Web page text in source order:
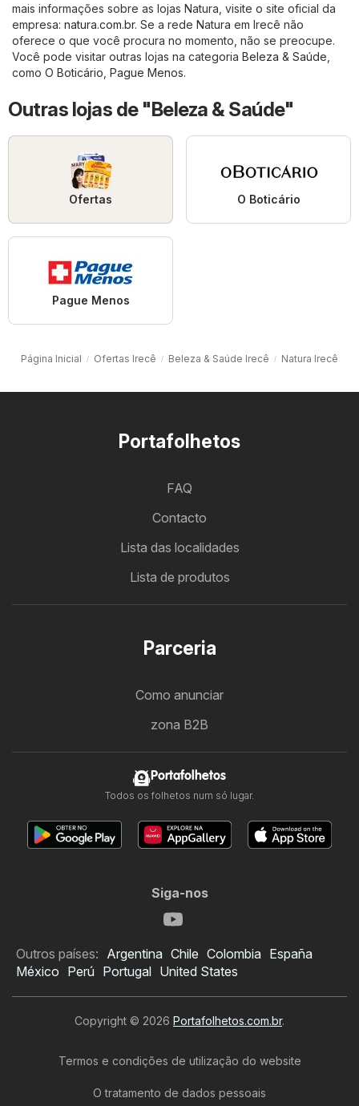
mais informações sobre as lojas Natura, visite o site oficial da
empresa: natura.com.br. Se a rede Natura em Irecê não
oferece o que você procura no momento, não se preocupe.
Você pode visitar outras lojas na categoria Beleza & Saúde
como O Boticário Pague Menos.
Outras lojas de "Beleza & Saúde"
Ofertas O Boticário
Pague Menos
Página Inicial Ofertas Irecê Beleza & Saúde Irecê Natura Irecê
Portafolhetos
FAQ
Contacto
Lista das localidades
Lista de produtos
Parceria
Como anunciar
zona B2B
Portafolhetos
Todos os folhetos num só lugar.
Siga-nos
Outros países: Argentina Chile Colombia España
México Perú Portugal United States
Copyright © 2026 Portafolhetos.com.br.
Termos e condições de utilização do website
O tratamento de dados pessoais